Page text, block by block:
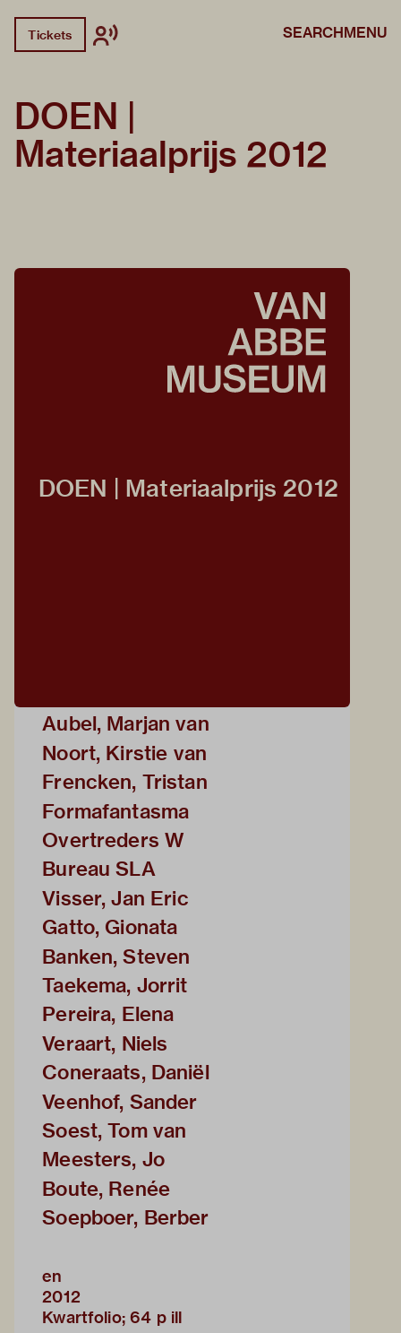
Tickets SEARCHMENU
DOEN |
Materiaalprijs 2012
DOEN | Materiaalprijs 2012
Aubel, Marjan van
Noort, Kirstie van
Frencken, Tristan
Formafantasma
Overtreders W
Bureau SLA
Visser, Jan Eric
Gatto, Gionata
Banken, Steven
Taekema, Jorrit
Pereira, Elena
Veraart, Niels
Coneraats, Daniël
Veenhof, Sander
Soest, Tom van
Meesters, Jo
Boute, Renée
Soepboer, Berber
en
2012
Kwartfolio; 64 p ill